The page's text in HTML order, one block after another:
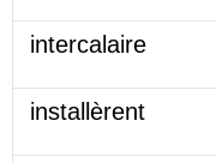
intercalaire
installèrent